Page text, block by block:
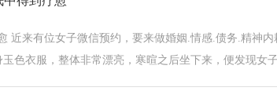
来有位女子微信预约，要来做婚姻.情感.债务.精神内
色衣服，整体非常漂亮，寒暄之后坐下来，便发现女